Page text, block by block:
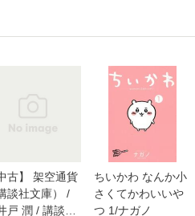
古】 架空通貨
談社文庫） /
戸 潤 / 講談社
ちいかわ なんか小
さくてかわいいや
つ 1/ナガノ